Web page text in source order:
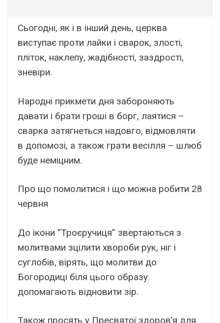
Сьогодні, як і в інший день, церква
виступає проти лайки і сварок, злості,
пліток, наклепу, жадібності, заздрості,
зневіри.
Народні прикмети дня забороняють
давати і брати гроші в борг, лаятися –
сварка затягнеться надовго, відмовляти
в допомозі, а також грати весілля – шлюб
буде неміцним.
Про що помолитися і що можна робити 28
червня
До ікони “Троєручиця” звертаються з
молитвами зцілити хвороби рук, ніг і
суглобів, вірять, що молитви до
Богородиці біля цього образу
допомагають відновити зір.
Також просять у Пресвятої здоров’я для